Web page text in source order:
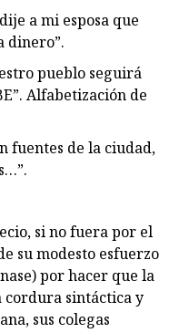
a mi esposa que
dinero”.
pueblo seguirá
Alfabetización de
fuentes de la ciudad,
si no fuera por el
su modesto esfuerzo
por hacer que la
cordura sintáctica y
sus colegas